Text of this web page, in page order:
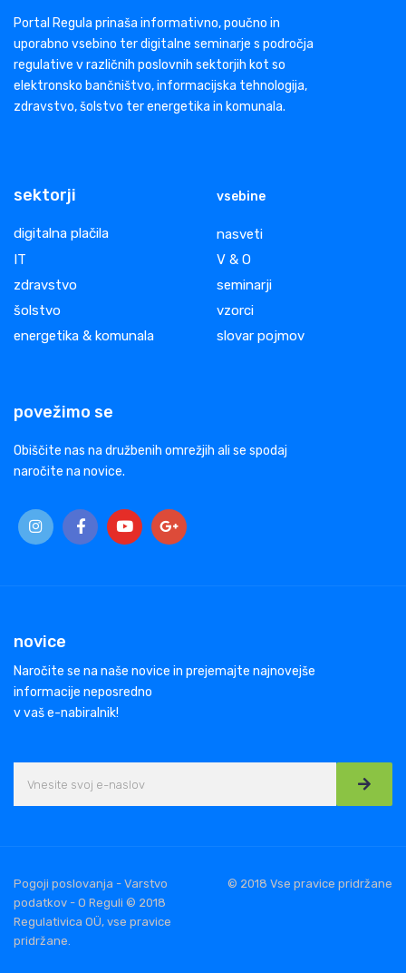
Portal Regula prinaša informativno, poučno in
uporabno vsebino ter digitalne seminarje s področja
regulative v različnih poslovnih sektorjih kot so
elektronsko bančništvo, informacijska tehnologija,
zdravstvo, šolstvo ter energetika in komunala.
sektorji
digitalna plačila
IT
zdravstvo
šolstvo
energetika & komunala
vsebine
nasveti
V & O
seminarji
vzorci
slovar pojmov
povežimo se
Obiščite nas na družbenih omrežjih ali se spodaj
naročite na novice.
novice
Naročite se na naše novice in prejemajte najnovejše
informacije neposredno
v vaš e-nabiralnik!
Pogoji poslovanja - Varstvo
podatkov - O Reguli © 2018
Regulativica OÜ, vse pravice
pridržane.
© 2018 Vse pravice pridržane